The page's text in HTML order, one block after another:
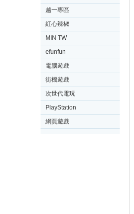
越一專區
紅心辣椒
MIN TW
efunfun
電腦遊戲
街機遊戲
次世代電玩
PlayStation
網頁遊戲